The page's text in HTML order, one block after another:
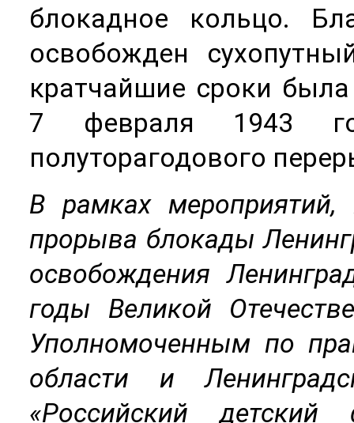
блокадное кольцо.
освобожден
кратчайшие сроки
7 февраля 1943
полуторагодового
В рамках
прорыва блокады
освобождения
годы Великой
Уполномоченным по
области и
«Российский детский